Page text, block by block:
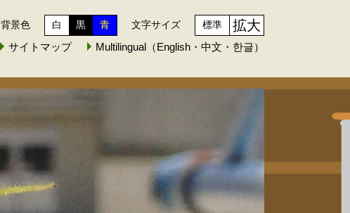
背景色 白 黒 青 文字サイズ 標準 拡大
サイトマップ Multilingual（English・中文・한글）